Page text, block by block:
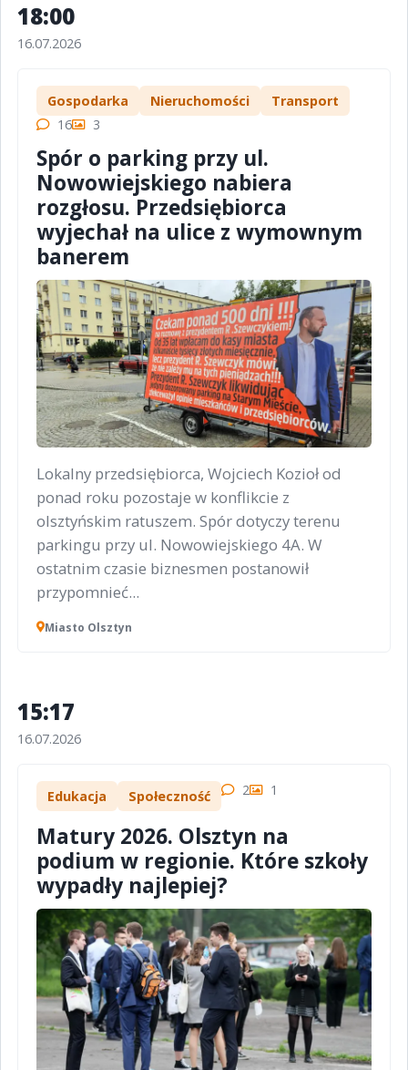
18:00
16.07.2026
Gospodarka Nieruchomości
Transport
16
3
Spór o parking przy ul.
Nowowiejskiego nabiera
rozgłosu. Przedsiębiorca
wyjechał na ulice z wymownym
banerem
Lokalny przedsiębiorca, Wojciech Kozioł od
ponad roku pozostaje w konflikcie z
olsztyńskim ratuszem. Spór dotyczy terenu
parkingu przy ul. Nowowiejskiego 4A. W
ostatnim czasie biznesmen postanowił
przypomnieć...
Miasto Olsztyn
15:17
16.07.2026
Edukacja Społeczność 2 1
Matury 2026. Olsztyn na
podium w regionie. Które szkoły
wypadły najlepiej?